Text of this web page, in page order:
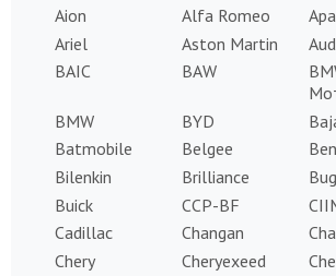
Aion
Alfa Romeo
Ariel
Aston Martin
BAIC
BAW
BMW
BYD
Batmobile
Belgee
Bilenkin
Brilliance
Buick
CCP-BF
Cadillac
Changan
Chery
Cheryexeed